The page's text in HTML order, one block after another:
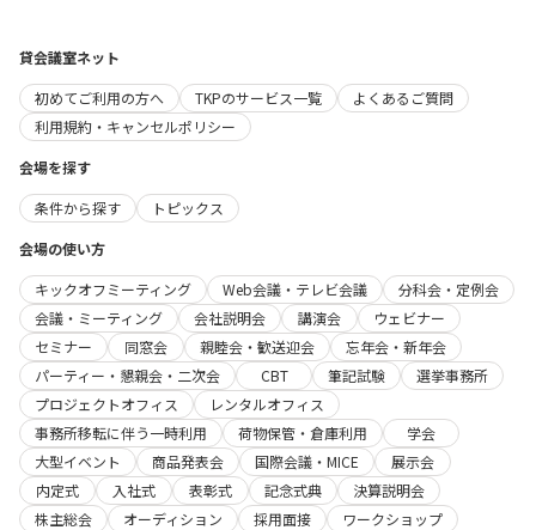
貸会議室ネット
初めてご利用の方へ
TKPのサービス一覧
よくあるご質問
利用規約・キャンセルポリシー
会場を探す
条件から探す
トピックス
会場の使い方
キックオフミーティング
Web会議・テレビ会議
分科会・定例会
会議・ミーティング
会社説明会 講演会
ウェビナー
セミナー
同窓会 親睦会・歓送迎会
忘年会・新年会
パーティー・懇親会・二次会
CBT 筆記試験
選挙事務所
プロジェクトオフィス
レンタルオフィス
事務所移転に伴う一時利用
荷物保管・倉庫利用
学会
大型イベント
商品発表会 国際会議・MICE
展示会
内定式
入社式 表彰式 記念式典
決算説明会
株主総会
オーディション 採用面接
ワークショップ